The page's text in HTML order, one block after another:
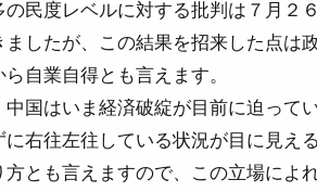
民度レベルに対する批判は７月２
ましたが、この結果を招来した点は
自業自得とも言えます。
国はいま経済破綻が目前に迫って
に右往左往している状況が目に見え
方とも言えますので、この立場によ